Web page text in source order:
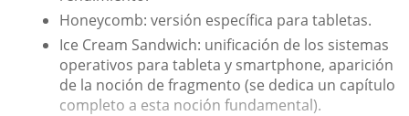
Honeycomb: versión específica para tabletas.
Ice Cream Sandwich: unificación de los sistemas
operativos para tableta y smartphone, aparición
de la noción de fragmento (se dedica un capítulo
completo a esta noción fundamental).